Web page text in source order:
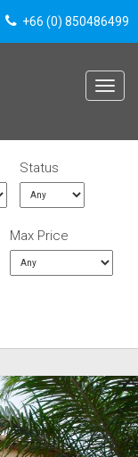
+66 (0) 850486499
Toggle
Status
Max Price